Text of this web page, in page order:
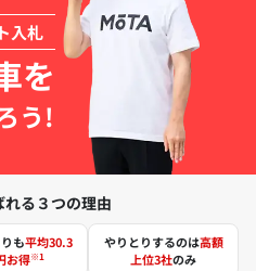
入札
を
う!
る３つの理由
も平均30.3
お得※1
やりとりするのは高額
上位3社のみ